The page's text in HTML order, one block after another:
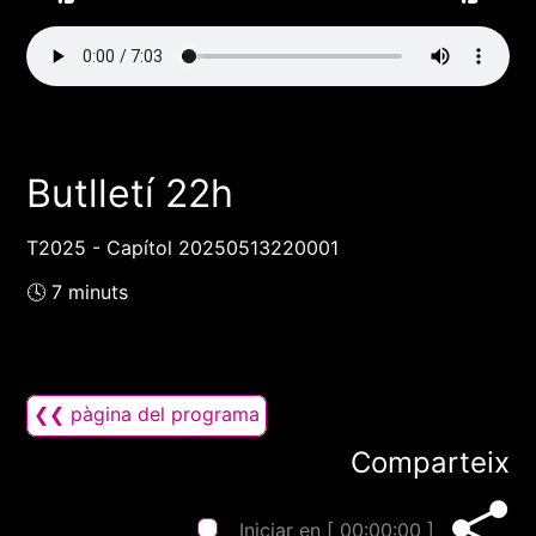
Butlletí 22h
T2025 - Capítol 20250513220001
🕓 7 minuts
❮❮ pàgina del programa
Comparteix
Iniciar en [ 00:00:00 ]